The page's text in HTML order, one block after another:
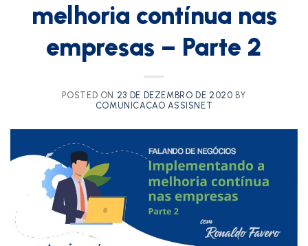
melhoria contínua nas
empresas – Parte 2
POSTED ON 23 DE DEZEMBRO DE 2020 BY
COMUNICACAO ASSISNET